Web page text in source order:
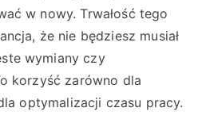
w nowy. Trwałość tego
że nie będziesz musiał
wymiany czy
korzyść zarówno dla
optymalizacji czasu pracy.